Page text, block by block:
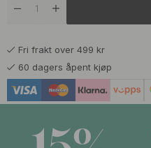
Fri frakt over 499 kr
60 dagers åpent kjøp